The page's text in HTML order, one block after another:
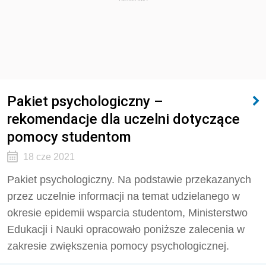
Pakiet psychologiczny –
rekomendacje dla uczelni dotyczące
pomocy studentom
18 cze 2021
Pakiet psychologiczny. Na podstawie przekazanych
przez uczelnie informacji na temat udzielanego w
okresie epidemii wsparcia studentom, Ministerstwo
Edukacji i Nauki opracowało poniższe zalecenia w
zakresie zwiększenia pomocy psychologicznej.